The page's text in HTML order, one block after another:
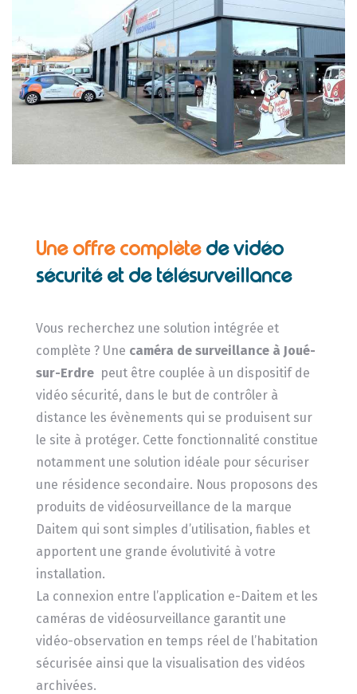
Une offre complète de vidéo
sécurité et de télésurveillance
Vous recherchez une solution intégrée et
complète ? Une caméra de surveillance à Joué-
sur-Erdre peut être couplée à un dispositif de
vidéo sécurité, dans le but de contrôler à
distance les évènements qui se produisent sur
le site à protéger. Cette fonctionnalité constitue
notamment une solution idéale pour sécuriser
une résidence secondaire. Nous proposons des
produits de vidéosurveillance de la marque
Daitem qui sont simples d’utilisation, fiables et
apportent une grande évolutivité à votre
installation.
La connexion entre l’application e-Daitem et les
caméras de vidéosurveillance garantit une
vidéo-observation en temps réel de l’habitation
sécurisée ainsi que la visualisation des vidéos
archivées.